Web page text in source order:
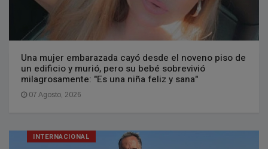
Una mujer embarazada cayó desde el noveno piso de
un edificio y murió, pero su bebé sobrevivió
milagrosamente: "Es una niña feliz y sana"
07 Agosto, 2026
INTERNACIONAL